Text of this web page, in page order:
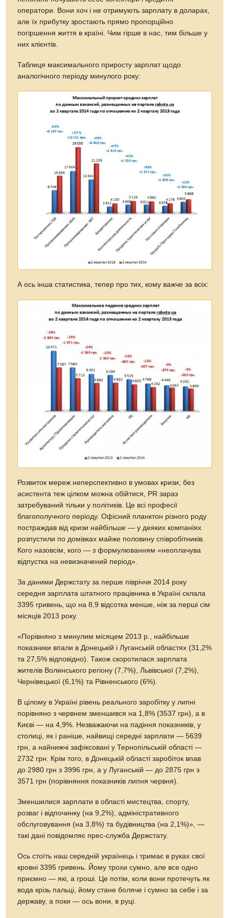
оператори. Вони хоч і не отримують зарплату в доларах,
але їх прибутку зростають прямо пропорційно
погіршення життя в країні. Чим гірше в нас, тим більше у
них клієнтів.
Таблиця максимального приросту зарплат щодо
аналогічного періоду минулого року:
А ось інша статистика, тепер про тих, кому важче за всіх:
Розвиток мереж неперспективно в умовах кризи, без
асистента теж цілком можна обійтися, PR зараз
затребуваний тільки у політиків. Це всі професії
благополучного періоду. Офісний планктон різного роду
постраждав від кризи найбільше — у деяких компаніях
розпустили по домівках майже половину співробітників.
Кого назовсім, кого — з формулюванням «неоплачува
відпустка на невизначений період».
За даними Держстату за перше півріччя 2014 року
середня зарплата штатного працівника в Україні склала
3395 гривень, що на 8,9 відсотка менше, ніж за перші сім
місяців 2013 року.
«Порівняно з минулим місяцем 2013 р., найбільше
показники впали в Донецькій і Луганській областях (31,2%
та 27,5% відповідно). Також скоротилася зарплата
жителів Волинського регіону (7,7%), Львівської (7,2%),
Чернівецької (6,1%) та Рівненського (6%).
В цілому в Україні рівень реального заробітку у липні
порівняно з червнем зменшився на 1,8% (3537 грн), а в
Києві — на 4,9%. Незважаючи на падіння показників, у
столиці, як і раніше, найвищі середні зарплати — 5639
грн, а найнижчі зафіксовані у Тернопільській області —
2732 грн. Крім того, в Донецькій області заробіток впав
до 2980 грн з 3996 грн, а у Луганській — до 2875 грн з
3571 грн (порівняння показників липня червня).
Зменшилися зарплати в області мистецтва, спорту,
розваг і відпочинку (на 9,2%), адміністративного
обслуговування (на 3,8%) та будівництва (на 2,1%)», —
такі дані повідомляє прес-служба Держстату.
Ось стоїть наш середній українець і тримає в руках свої
кровні 3395 гривень. Йому трохи сумно, але все одно
приємно — які, а гроші. Це потім, коли вони протечуть як
вода крізь пальці, йому стане боляче і сумно за себе і за
державу, а поки — ось вони, в руці.